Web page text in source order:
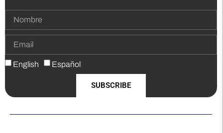
English Español
SUBSCRIBE